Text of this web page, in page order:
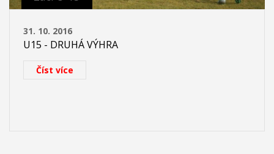
31. 10. 2016
U15 - DRUHÁ VÝHRA
Číst více